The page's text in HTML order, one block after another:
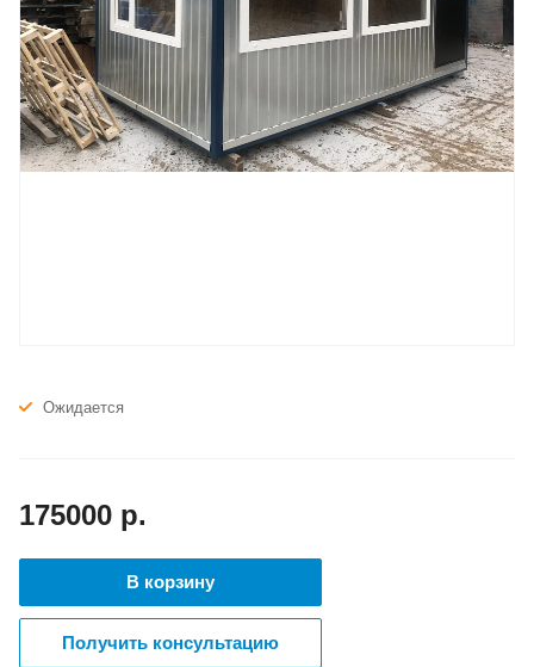
Ожидается
175000 р.
В корзину
Получить консультацию